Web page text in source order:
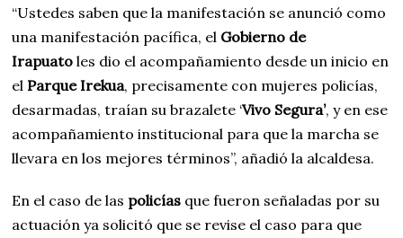
“Ustedes saben que la manifestación se anunció como
una manifestación pacífica, el Gobierno de
Irapuato les dio el acompañamiento desde un inicio en
el Parque Irekua, precisamente con mujeres policías,
desarmadas, traían su brazalete ‘Vivo Segura’, y en ese
acompañamiento institucional para que la marcha se
llevara en los mejores términos”, añadió la alcaldesa.
En el caso de las policías que fueron señaladas por su
actuación ya solicitó que se revise el caso para que